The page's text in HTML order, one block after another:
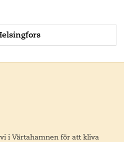
i Värtahamnen för att kliva